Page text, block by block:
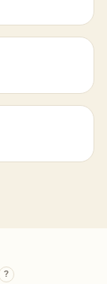
?